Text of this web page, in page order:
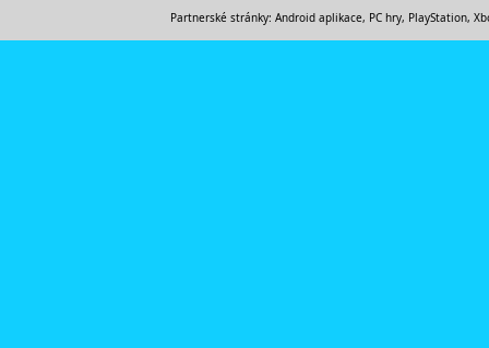
Partnerské stránky: Android aplikace, PC hry, PlayStation,